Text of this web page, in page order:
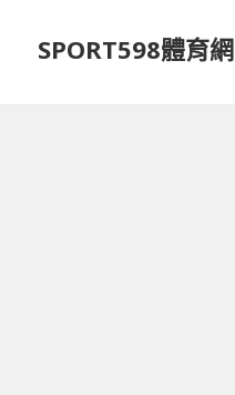
SPORT598體育網